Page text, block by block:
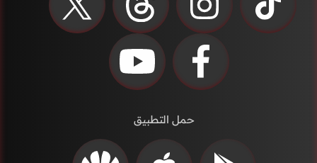
حمل التطبيق